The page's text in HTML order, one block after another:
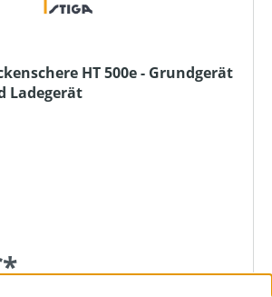
HT 500e - Grundgerät
Ladegerät